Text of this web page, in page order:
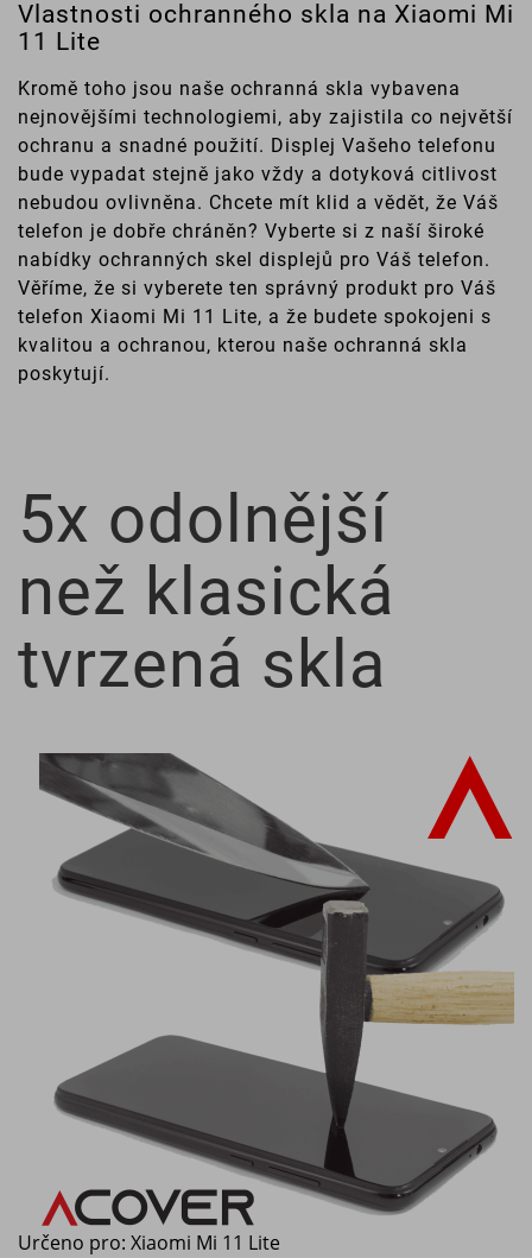
Vlastnosti ochranného skla na Xiaomi Mi
11 Lite
Kromě toho jsou naše ochranná skla vybavena
nejnovějšími technologiemi, aby zajistila co největší
ochranu a snadné použití. Displej Vašeho telefonu
bude vypadat stejně jako vždy a dotyková citlivost
nebudou ovlivněna. Chcete mít klid a vědět, že Váš
telefon je dobře chráněn? Vyberte si z naší široké
nabídky ochranných skel displejů pro Váš telefon.
Věříme, že si vyberete ten správný produkt pro Váš
telefon Xiaomi Mi 11 Lite, a že budete spokojeni s
kvalitou a ochranou, kterou naše ochranná skla
poskytují.
5x odolnější
než klasická
tvrzená skla
Určeno pro: Xiaomi Mi 11 Lite